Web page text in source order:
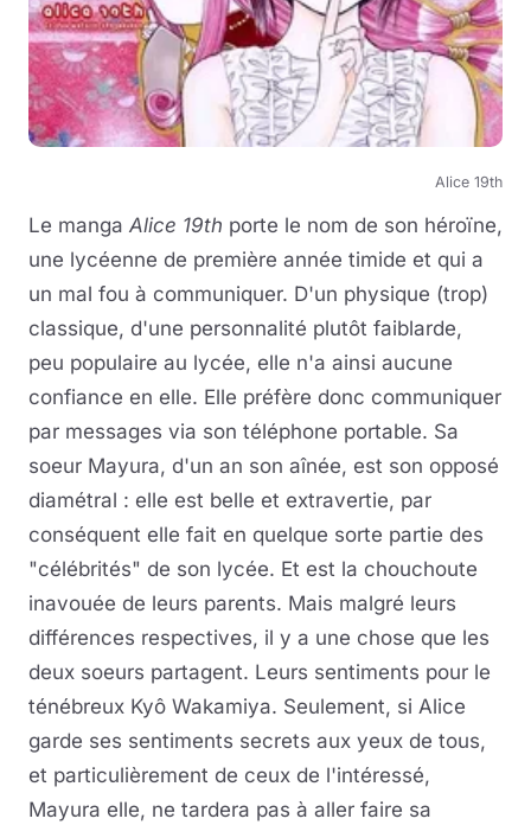
Alice 19th
Le manga Alice 19th porte le nom de son héroïne,
une lycéenne de première année timide et qui a
un mal fou à communiquer. D'un physique (trop)
classique, d'une personnalité plutôt faiblarde,
peu populaire au lycée, elle n'a ainsi aucune
confiance en elle. Elle préfère donc communiquer
par messages via son téléphone portable. Sa
soeur Mayura, d'un an son aînée, est son opposé
diamétral : elle est belle et extravertie, par
conséquent elle fait en quelque sorte partie des
"célébrités" de son lycée. Et est la chouchoute
inavouée de leurs parents. Mais malgré leurs
différences respectives, il y a une chose que les
deux soeurs partagent. Leurs sentiments pour le
ténébreux Kyô Wakamiya. Seulement, si Alice
garde ses sentiments secrets aux yeux de tous,
et particulièrement de ceux de l'intéressé,
Mayura elle, ne tardera pas à aller faire sa